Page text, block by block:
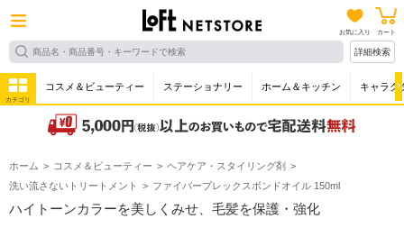
お気に入り カート
詳細検索
カテゴリ
コスメ＆ビューティー ステーショナリー ホーム＆キッチン キャラク
ホーム コスメ＆ビューティー
ヘアケア・スタイリング剤
洗い流さないトリートメント
ファイバープレックスボンドオイル 150ml
ハイトーンカラーを美しくみせ、毛髪を保護・強化